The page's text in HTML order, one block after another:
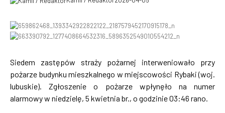
Siedem zastępów straży pożarnej interweniowało przy
pożarze budynku mieszkalnego w miejscowości Rybaki (woj.
lubuskie). Zgłoszenie o pożarze wpłynęło na numer
alarmowy w niedzielę, 5 kwietnia br., o godzinie 03:46 rano.